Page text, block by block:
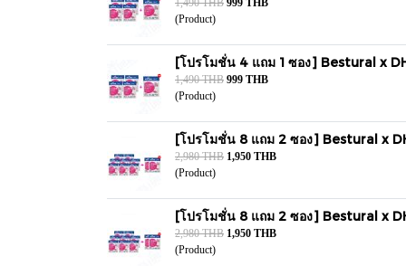
1,490 THB 999 THB
(Product)
[โปรโมชั่น 4 แถม 1 ซอง] Bestural x
1,490 THB 999 THB
(Product)
[โปรโมชั่น 8 แถม 2 ซอง] Bestural x
2,980 THB 1,950 THB
(Product)
[โปรโมชั่น 8 แถม 2 ซอง] Bestural x
2,980 THB 1,950 THB
(Product)